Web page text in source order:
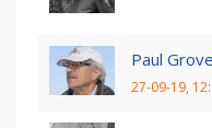
Paul
27-09-19,